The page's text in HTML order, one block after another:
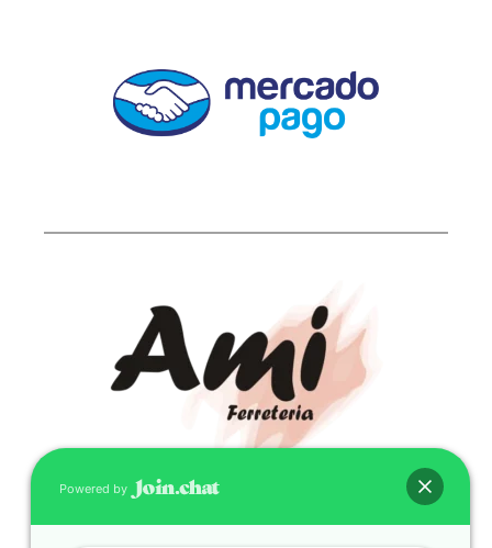
CONTACTO
Powered by